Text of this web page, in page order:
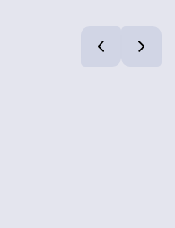
получить
с вами в
время!